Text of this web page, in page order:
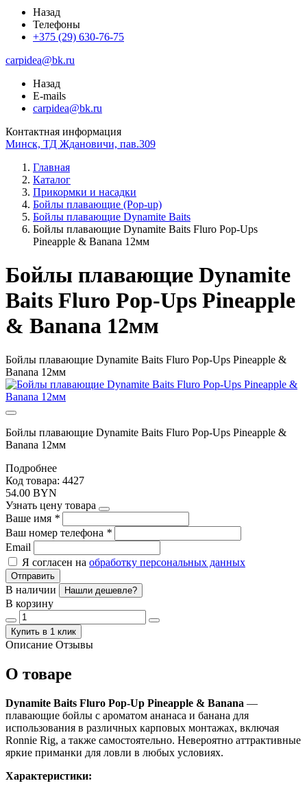
Назад
Телефоны
+375 (29) 630-76-75
carpidea@bk.ru
Назад
E-mails
carpidea@bk.ru
Контактная информация
Минск, ТД Ждановичи, пав.309
Главная
Каталог
Прикормки и насадки
Бойлы плавающие (Pop-up)
Бойлы плавающие Dynamite Baits
Бойлы плавающие Dynamite Baits Fluro Pop-Ups
Pineapple & Banana 12мм
Бойлы плавающие Dynamite
Baits Fluro Pop-Ups Pineapple
& Banana 12мм
Бойлы плавающие Dynamite Baits Fluro Pop-Ups Pineapple &
Banana 12мм
Бойлы плавающие Dynamite Baits Fluro Pop-Ups Pineapple &
Banana 12мм
Подробнее
Код товара: 4427
54.00 BYN
Узнать цену товара
Ваше имя *
Ваш номер телефона *
Email
Я согласен на обработку персональных данных
Отправить
В наличии Нашли дешевле?
В корзину
Купить в 1 клик
Описание Отзывы
О товаре
Dynamite Baits Fluro Pop-Up Pineapple & Banana —
плавающие бойлы с ароматом ананаса и банана для
использования в различных карповых монтажах, включая
Ronnie Rig, а также самостоятельно. Невероятно аттрактивные
яркие приманки для ловли в любых условиях.
Характеристики: